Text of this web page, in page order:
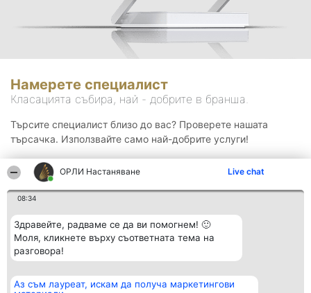
ОРЛИ Настаняване Live chat
08:34
Здравейте, радваме се да ви помогнем! 🙂
Моля, кликнете върху съответната тема на
разговора!
Аз съм лауреат, искам да получа маркетингови
Намерете специалист
Класацията събира, най - добрите в бранша.
Търсите специалист близо до вас? Проверете нашата
търсачка. Използвайте само най-добрите услуги!
Организатор на
Класация Контакти